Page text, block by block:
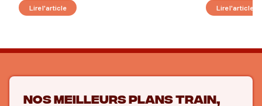
Lire l'article Lire l'article
Nos meilleurs plans train,